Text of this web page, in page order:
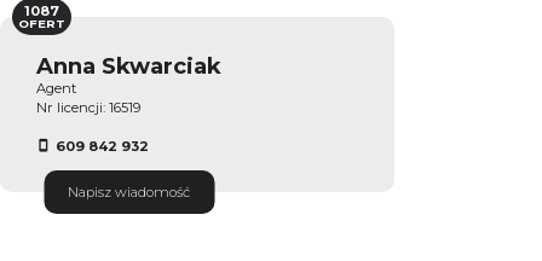
Anna Skwarciak
Agent
Nr licencji: 16519
609 842 932
Napisz wiadomość
1087
OFERT